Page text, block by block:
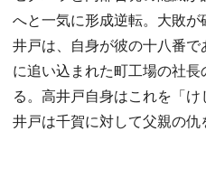
へと一気に形成逆転。大敗
井戸は、自身が彼の十八番
に追い込まれた町工場の社
る。高井戸自身はこれを「
井戸は千賀に対して父親の仇